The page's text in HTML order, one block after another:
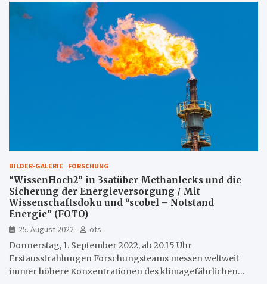
BILDER-GALERIE FORSCHUNG
“WissenHoch2” in 3satüber Methanlecks und die
Sicherung der Energieversorgung / Mit
Wissenschaftsdoku und “scobel – Notstand
Energie” (FOTO)
25. August 2022
ots
Donnerstag, 1. September 2022, ab 20.15 Uhr
Erstausstrahlungen Forschungsteams messen weltweit
immer höhere Konzentrationen des klimagefährlichen…